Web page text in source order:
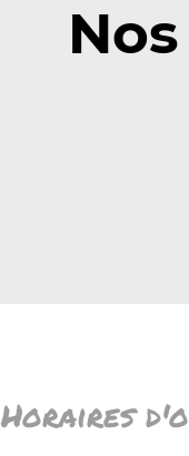
Horaires